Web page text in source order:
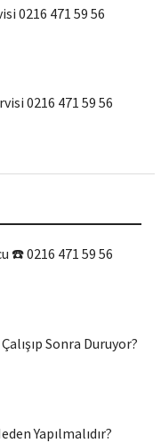
0216 471 59 56
0216 471 59 56
☎️ 0216 471 59 56
Sonra Duruyor?
Yapılmalıdır?